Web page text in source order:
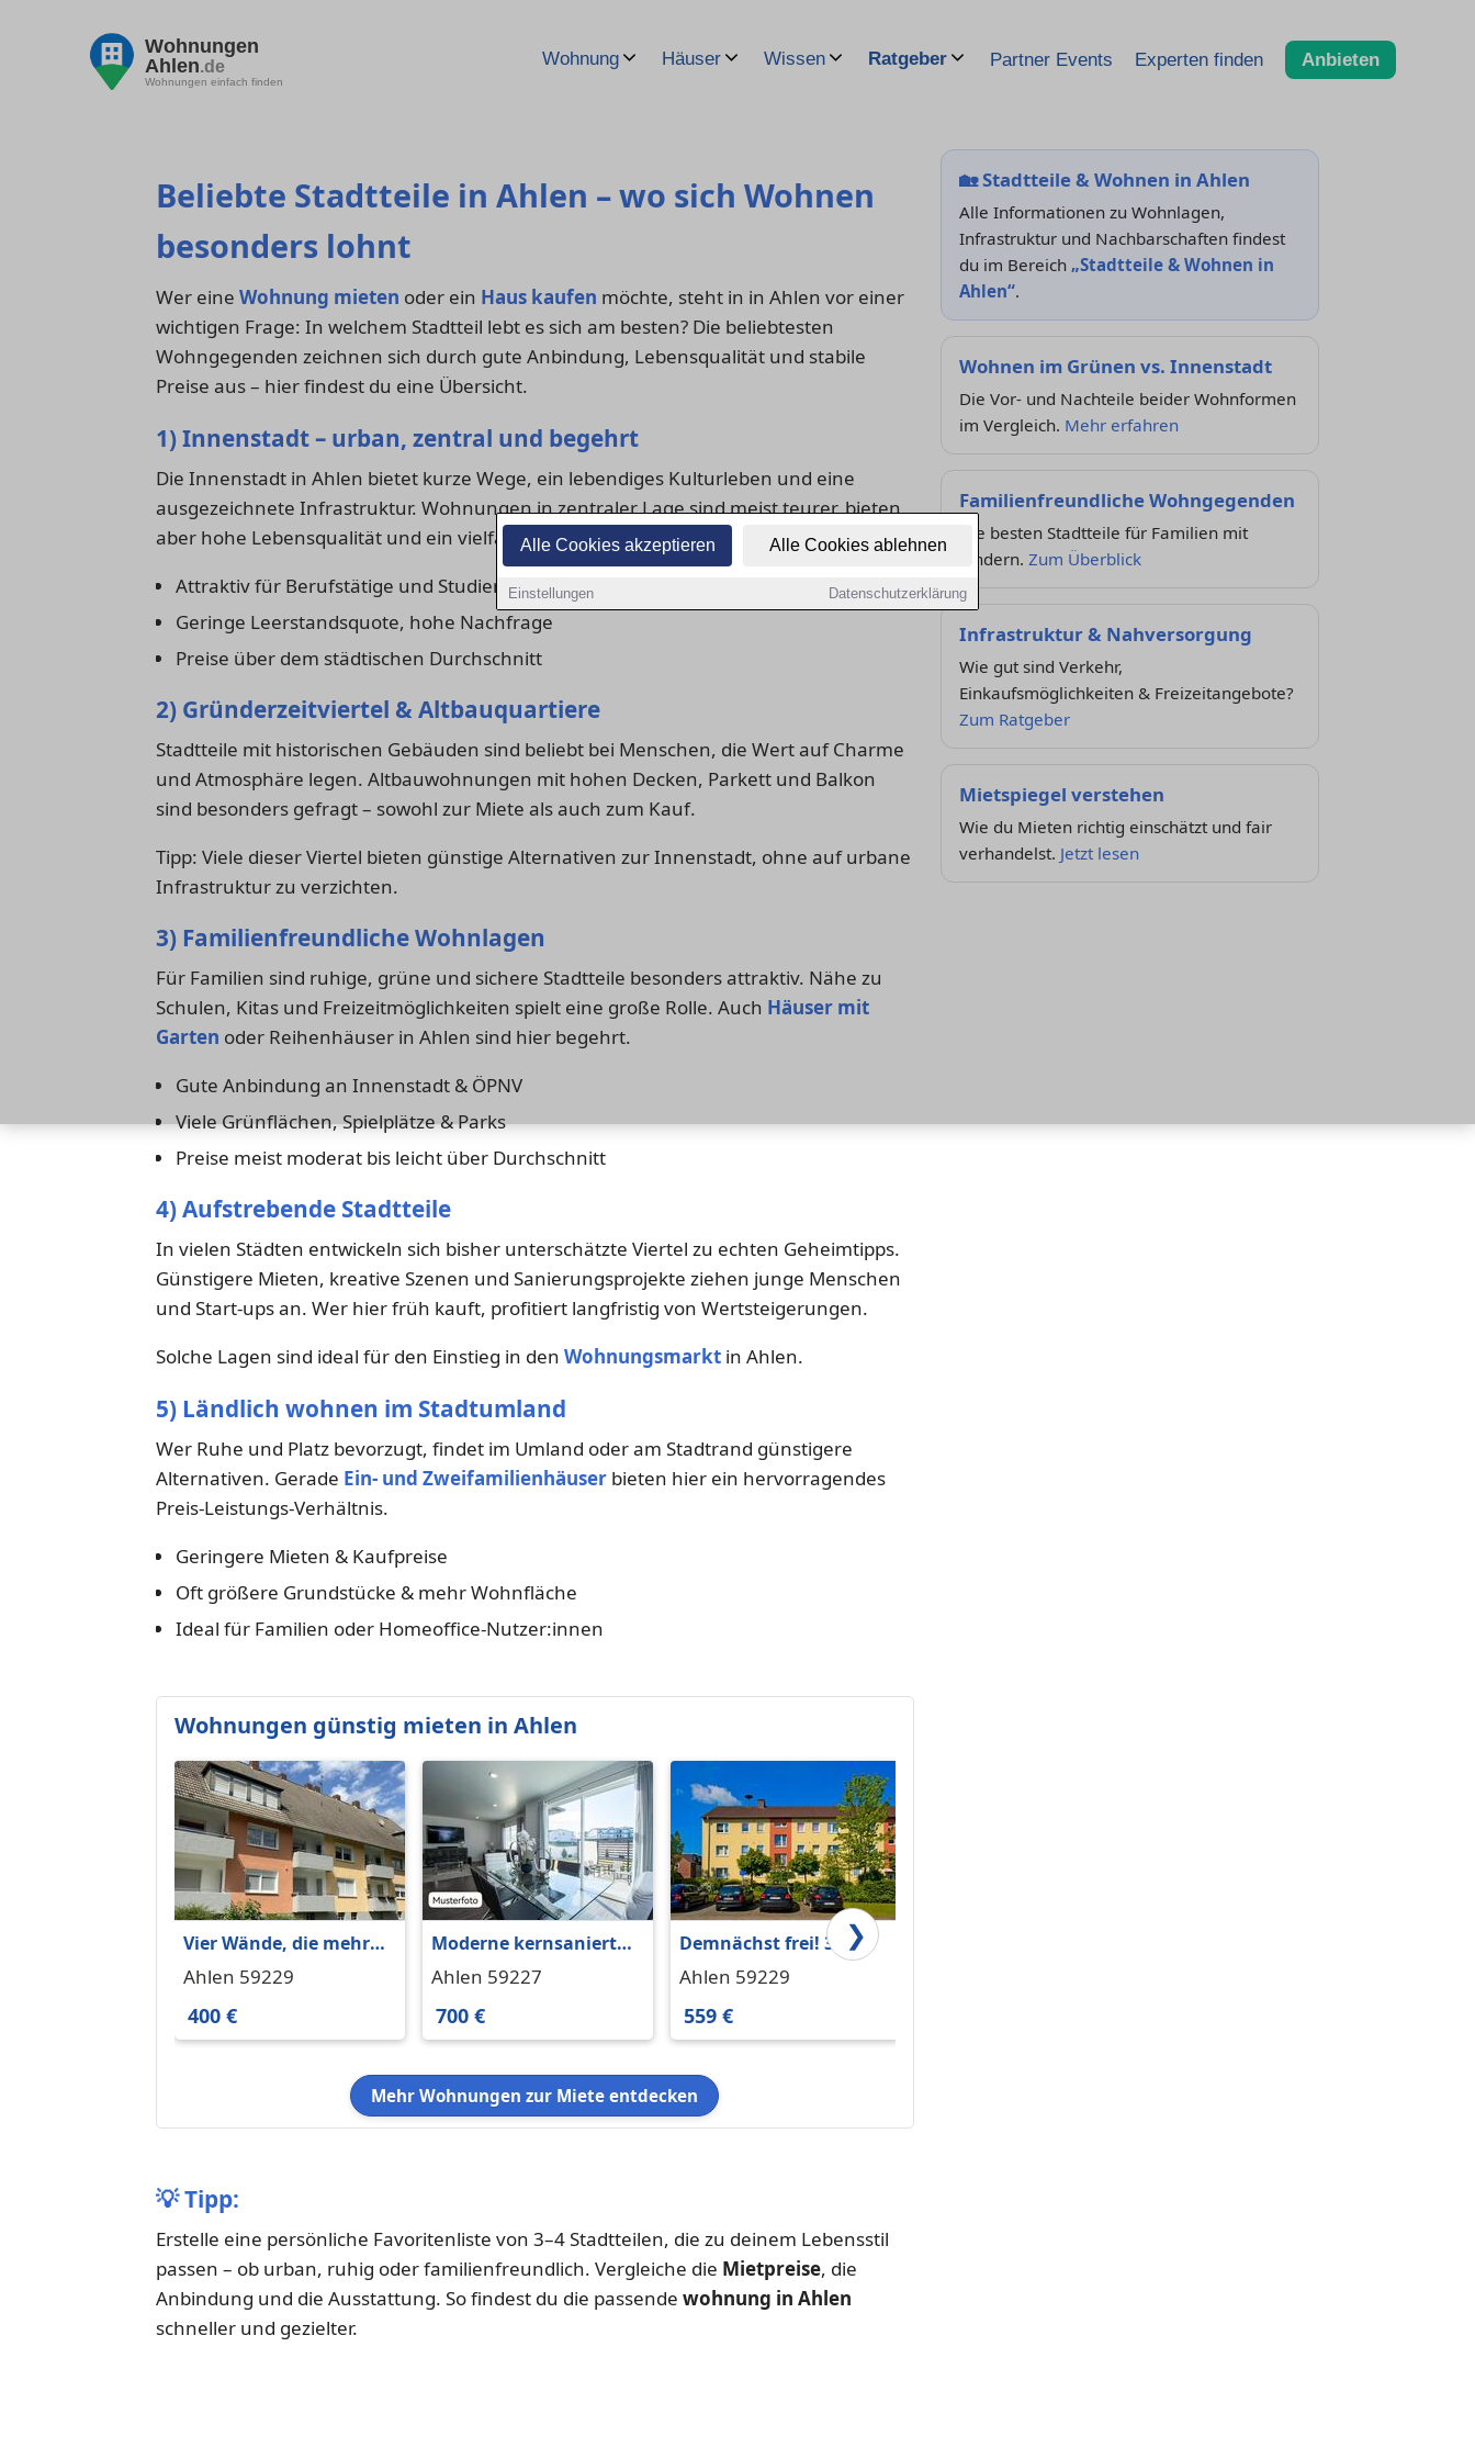
Alle Cookies akzeptieren Alle Cookies ablehnen
Einstellungen Datenschutzerklärung
Wohnungen
Ahlen.de
Wohnungen einfach finden
Wohnung Häuser Wissen Ratgeber Partner Events Experten finden Anbieten
Beliebte Stadtteile in Ahlen – wo sich Wohnen
besonders lohnt
Wer eine Wohnung mieten oder ein Haus kaufen möchte, steht in in Ahlen vor einer
wichtigen Frage: In welchem Stadtteil lebt es sich am besten? Die beliebtesten
Wohngegenden zeichnen sich durch gute Anbindung, Lebensqualität und stabile
Preise aus – hier findest du eine Übersicht.
1) Innenstadt – urban, zentral und begehrt
Die Innenstadt in Ahlen bietet kurze Wege, ein lebendiges Kulturleben und eine
ausgezeichnete Infrastruktur. Wohnungen in zentraler Lage sind meist teurer, bieten
aber hohe Lebensqualität und ein vielfältiges Freizeitangebot.
Attraktiv für Berufstätige und Studierende
Geringe Leerstandsquote, hohe Nachfrage
Preise über dem städtischen Durchschnitt
2) Gründerzeitviertel & Altbauquartiere
Stadtteile mit historischen Gebäuden sind beliebt bei Menschen, die Wert auf Charme
und Atmosphäre legen. Altbauwohnungen mit hohen Decken, Parkett und Balkon
sind besonders gefragt – sowohl zur Miete als auch zum Kauf.
Tipp: Viele dieser Viertel bieten günstige Alternativen zur Innenstadt, ohne auf urbane
Infrastruktur zu verzichten.
3) Familienfreundliche Wohnlagen
Für Familien sind ruhige, grüne und sichere Stadtteile besonders attraktiv. Nähe zu
Schulen, Kitas und Freizeitmöglichkeiten spielt eine große Rolle. Auch Häuser mit
Garten oder Reihenhäuser in Ahlen sind hier begehrt.
Gute Anbindung an Innenstadt & ÖPNV
Viele Grünflächen, Spielplätze & Parks
Preise meist moderat bis leicht über Durchschnitt
4) Aufstrebende Stadtteile
In vielen Städten entwickeln sich bisher unterschätzte Viertel zu echten Geheimtipps.
Günstigere Mieten, kreative Szenen und Sanierungsprojekte ziehen junge Menschen
und Start-ups an. Wer hier früh kauft, profitiert langfristig von Wertsteigerungen.
Solche Lagen sind ideal für den Einstieg in den Wohnungsmarkt in Ahlen.
5) Ländlich wohnen im Stadtumland
Wer Ruhe und Platz bevorzugt, findet im Umland oder am Stadtrand günstigere
Alternativen. Gerade Ein- und Zweifamilienhäuser bieten hier ein hervorragendes
Preis-Leistungs-Verhältnis.
Geringere Mieten & Kaufpreise
Oft größere Grundstücke & mehr Wohnfläche
Ideal für Familien oder Homeoffice-Nutzer:innen
Wohnungen günstig mieten in Ahlen
Vier Wände, die mehr
können als nur gut
Ahlen 59229
400 €
Moderne kernsanierte
3,5-Zimmer-Wohnung
Ahlen 59227
700 €
Demnächst frei! 3-
Zimmer-Wohnung in
Ahlen 59229
559 €
❯
Mehr Wohnungen zur Miete entdecken
💡Tipp:
Erstelle eine persönliche Favoritenliste von 3–4 Stadtteilen, die zu deinem Lebensstil
passen – ob urban, ruhig oder familienfreundlich. Vergleiche die Mietpreise, die
Anbindung und die Ausstattung. So findest du die passende wohnung in Ahlen
schneller und gezielter.
🏡Stadtteile & Wohnen in Ahlen
Alle Informationen zu Wohnlagen,
Infrastruktur und Nachbarschaften findest
du im Bereich „Stadtteile & Wohnen in
Ahlen“.
Wohnen im Grünen vs. Innenstadt
Die Vor- und Nachteile beider Wohnformen
im Vergleich. Mehr erfahren
Familienfreundliche Wohngegenden
Die besten Stadtteile für Familien mit
Kindern. Zum Überblick
Infrastruktur & Nahversorgung
Wie gut sind Verkehr,
Einkaufsmöglichkeiten & Freizeitangebote?
Zum Ratgeber
Mietspiegel verstehen
Wie du Mieten richtig einschätzt und fair
verhandelst. Jetzt lesen